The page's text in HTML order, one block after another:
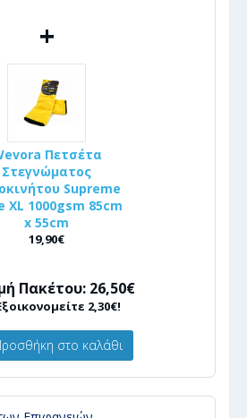
+
Πετσέτα
Στεγνώματος
Supreme
XL 1000gsm 85cm
x 55cm
19,90€
Πακέτου: 26,50€
2,30€!
στο καλάθι